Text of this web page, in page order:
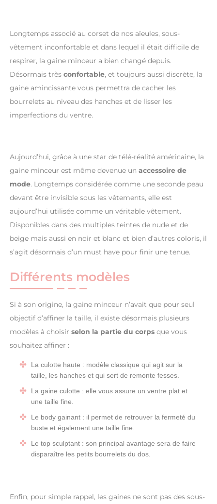
Longtemps associé au corset de nos aïeules, sous-
vêtement inconfortable et dans lequel il était difficile de
respirer, la gaine minceur a bien changé depuis.
Désormais très confortable, et toujours aussi discrète, la
gaine amincissante vous permettra de cacher les
bourrelets au niveau des hanches et de lisser les
imperfections du ventre.
Aujourd’hui, grâce à une star de télé-réalité américaine, la
gaine minceur est même devenue un accessoire de
mode. Longtemps considérée comme une seconde peau
devant être invisible sous les vêtements, elle est
aujourd’hui utilisée comme un véritable vêtement.
Disponibles dans des multiples teintes de nude et de
beige mais aussi en noir et blanc et bien d’autres coloris, il
s’agit désormais d’un must have pour finir une tenue.
Différents modèles
Si à son origine, la gaine minceur n’avait que pour seul
objectif d’affiner la taille, il existe désormais plusieurs
modèles à choisir selon la partie du corps que vous
souhaitez affiner :
La culotte haute : modèle classique qui agit sur la
taille, les hanches et qui sert de remonte fesses.
La gaine culotte : elle vous assure un ventre plat et
une taille fine.
Le body gainant : il permet de retrouver la fermeté du
buste et également une taille fine.
Le top sculptant : son principal avantage sera de faire
disparaître les petits bourrelets du dos.
Enfin, pour simple rappel, les gaines ne sont pas des sous-